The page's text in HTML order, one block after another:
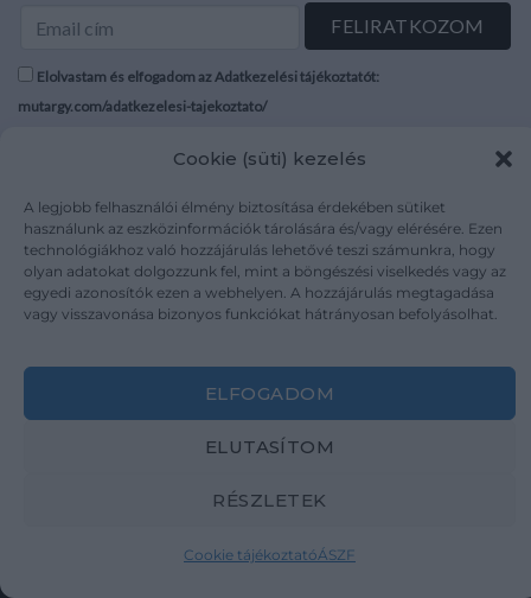
Cookie (süti) kezelés
A legjobb felhasználói élmény biztosítása érdekében sütiket
használunk az eszközinformációk tárolására és/vagy elérésére. Ezen
technológiákhoz való hozzájárulás lehetővé teszi számunkra, hogy
olyan adatokat dolgozzunk fel, mint a böngészési viselkedés vagy az
egyedi azonosítók ezen a webhelyen. A hozzájárulás megtagadása
vagy visszavonása bizonyos funkciókat hátrányosan befolyásolhat.
ELFOGADOM
ELUTASÍTOM
RÉSZLETEK
Cookie tájékoztatóÁSZF
Elolvastam és elfogadom az Adatkezelési tájékoztatót:
mutargy.com/adatkezelesi-tajekoztato/
Médiaajánlat
Karrier
Kapcsolat
Áraink
ÁSZF
Adatvédelem
Impresszum